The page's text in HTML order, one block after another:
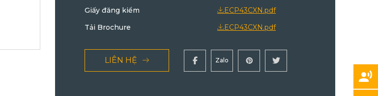
Giấy đăng kiểm
ECP43CXN.pdf
Tải Brochure
ECP43CXN.pdf
LIÊN HỆ Zalo